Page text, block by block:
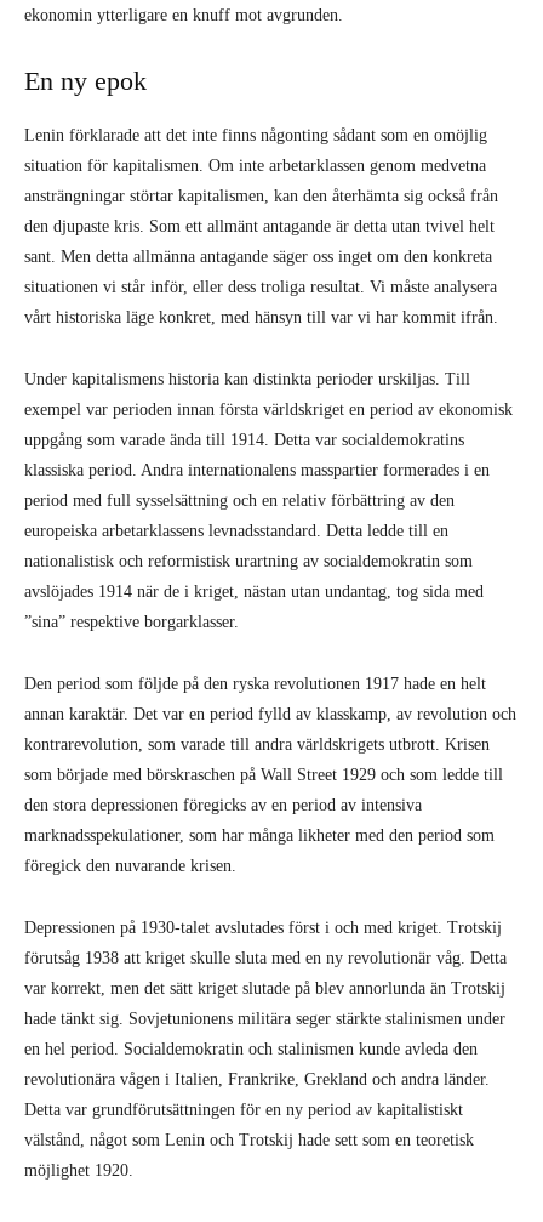
ekonomin ytterligare en knuff mot avgrunden.
En ny epok
Lenin förklarade att det inte finns någonting sådant som en omöjlig
situation för kapitalismen. Om inte arbetarklassen genom medvetna
ansträngningar störtar kapitalismen, kan den återhämta sig också från
den djupaste kris. Som ett allmänt antagande är detta utan tvivel helt
sant. Men detta allmänna antagande säger oss inget om den konkreta
situationen vi står inför, eller dess troliga resultat. Vi måste analysera
vårt historiska läge konkret, med hänsyn till var vi har kommit ifrån.
Under kapitalismens historia kan distinkta perioder urskiljas. Till
exempel var perioden innan första världskriget en period av ekonomisk
uppgång som varade ända till 1914. Detta var socialdemokratins
klassiska period. Andra internationalens masspartier formerades i en
period med full sysselsättning och en relativ förbättring av den
europeiska arbetarklassens levnadsstandard. Detta ledde till en
nationalistisk och reformistisk urartning av socialdemokratin som
avslöjades 1914 när de i kriget, nästan utan undantag, tog sida med
”sina” respektive borgarklasser.
Den period som följde på den ryska revolutionen 1917 hade en helt
annan karaktär. Det var en period fylld av klasskamp, av revolution och
kontrarevolution, som varade till andra världskrigets utbrott. Krisen
som började med börskraschen på Wall Street 1929 och som ledde till
den stora depressionen föregicks av en period av intensiva
marknadsspekulationer, som har många likheter med den period som
föregick den nuvarande krisen.
Depressionen på 1930-talet avslutades först i och med kriget. Trotskij
förutsåg 1938 att kriget skulle sluta med en ny revolutionär våg. Detta
var korrekt, men det sätt kriget slutade på blev annorlunda än Trotskij
hade tänkt sig. Sovjetunionens militära seger stärkte stalinismen under
en hel period. Socialdemokratin och stalinismen kunde avleda den
revolutionära vågen i Italien, Frankrike, Grekland och andra länder.
Detta var grundförutsättningen för en ny period av kapitalistiskt
välstånd, något som Lenin och Trotskij hade sett som en teoretisk
möjlighet 1920.